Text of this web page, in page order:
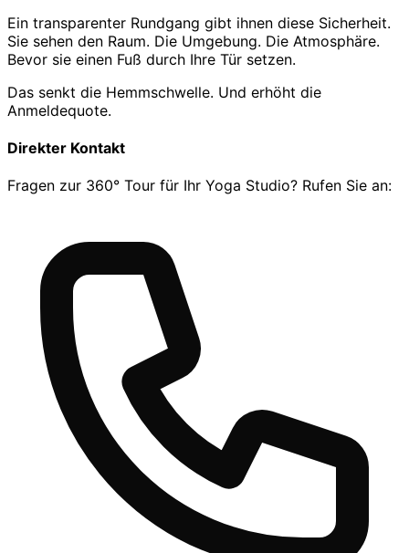
Ein transparenter Rundgang gibt ihnen diese Sicherheit.
Sie sehen den Raum. Die Umgebung. Die Atmosphäre.
Bevor sie einen Fuß durch Ihre Tür setzen.
Das senkt die Hemmschwelle. Und erhöht die
Anmeldequote.
Direkter Kontakt
Fragen zur 360° Tour für Ihr Yoga Studio? Rufen Sie an: